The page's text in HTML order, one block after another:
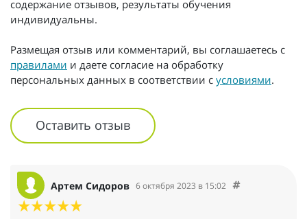
содержание отзывов, результаты обучения
индивидуальны.
Размещая отзыв или комментарий, вы соглашаетесь с
правилами и даете согласие на обработку
персональных данных в соответствии с условиями.
Оставить отзыв
Артем Сидоров 6 октября 2023 в 15:02